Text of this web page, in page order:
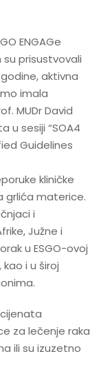
ENGAGe
prisustvovali
aktivna
imala
MUDr David
u sesiji “SOA4
Guidelines
kliničke
grlića materice.
i
Južne i
u ESGO-ovoj
i u široj
za lečenje raka
ili su izuzetno